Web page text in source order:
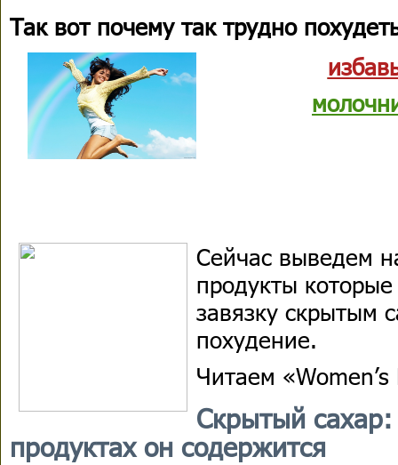
Так вот почему так трудно
Сейчас выведем
продукты
завязку скрытым
похудение.
Читаем
Скрытый сахар:
продуктах он содержится